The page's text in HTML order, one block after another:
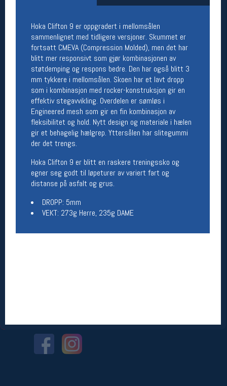
Hoka Clifton 9 er oppgradert i mellomsålen
sammenlignet med tidligere versjoner. Skummet er
fortsatt CMEVA (Compression Molded), men det har
blitt mer responsivt som gjør kombinasjonen av
støtdemping og respons bedre. Den har også blitt 3
mm tykkere i mellomsålen. Skoen har et lavt dropp
som i kombinasjon med rocker-konstruksjon gir en
effektiv stegavvikling. Overdelen er sømløs i
Engineered mesh som gir en fin kombinasjon av
fleksibilitet og hold. Nytt design og materiale i hælen
gir et behagelig hælgrep. Yttersålen har slitegummi
der det trengs.
Hoka Clifton 9 er blitt en raskere treningssko og
egner seg godt til løpeturer av variert fart og
distanse på asfalt og grus.
DROPP: 5mm
VEKT: 273g Herre, 235g DAME
Magasinet
Medlemstilbud og aktiviteter
MELD DEG INN GRATIS
Åpningstider verkstedet
Man-Fredag:
11-18
Lørdag:
11-16
Om verkstedet
For å bestille time må du logge inn i
nettbutikken og trykke på den nederste blå
linjen
Betingelser
Personsvernerklæring
Informasjonskapsler
Org. nr: 976754360